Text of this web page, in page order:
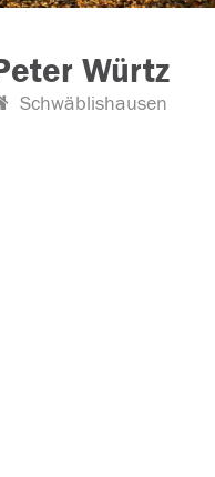
Würtz
Schwäblishausen